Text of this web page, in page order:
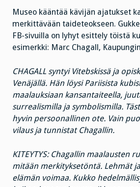
Museo kääntää kävijän ajatukset
merkittävään taideteokseen.
FB-sivuilla on lyhyt esittely töistä
esimerkki: Marc Chagall,
CHAGALL syntyi Vitebskissä ja
Venäjällä. Hän löysi Pariisista
maalauksiaan kansantaiteella,
surrealismilla ja symbolismilla.
hyvin persoonallinen ote. Vain
vilaus ja tunnistat Chagallin.
KITEYTYS: Chagallin maalausten
mitään merkityksetöntä. Lehmät
elämän voimaa. Kukko